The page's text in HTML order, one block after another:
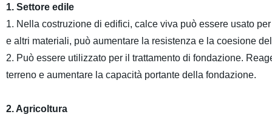
1. Settore edile
1. Nella costruzione di edifici, calce viva può essere usato
e altri materiali, può aumentare la resistenza e la coesione
2. Può essere utilizzato per il trattamento di fondazione.
terreno e aumentare la capacità portante della fondazione.
2. Agricoltura